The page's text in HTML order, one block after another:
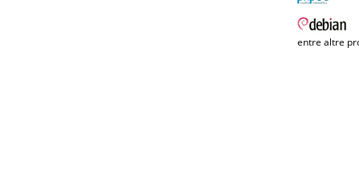
entre altre